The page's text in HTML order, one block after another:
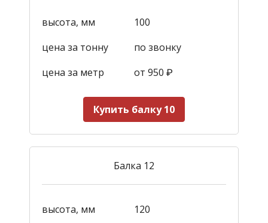
высота, мм
100
цена за тонну
по звонку
цена за метр
от 950 ₽
Купить балку 10
Балка 12
высота, мм
120